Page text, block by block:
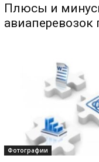
Плюсы и
авиаперевозок
Фотографии